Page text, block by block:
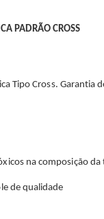
PADRÃO CROSS
Tipo Cross. Garantia
na composição da
de qualidade